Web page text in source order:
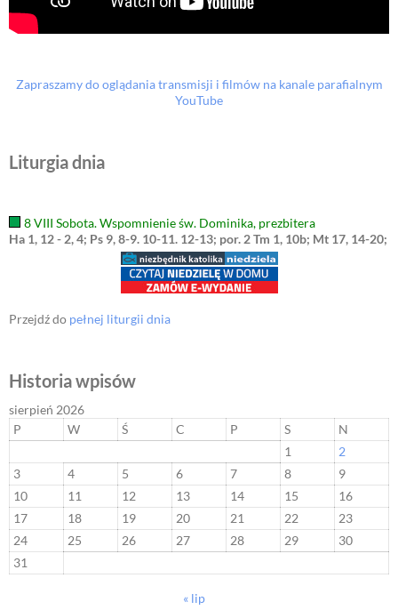
Zapraszamy do oglądania transmisji i filmów na kanale parafialnym
YouTube
Liturgia dnia
8 VIII Sobota. Wspomnienie św. Dominika, prezbitera
Ha 1, 12 - 2, 4; Ps 9, 8-9. 10-11. 12-13; por. 2 Tm 1, 10b; Mt 17, 14-20;
Przejdź do pełnej liturgii dnia
Historia wpisów
sierpień 2026
P
W Ś C P S
N
1
2
3
4 5 6 7 8
9
10
11 12 13 14 15
16
17
18 19 20 21 22
23
24
25 26 27 28 29
30
31
« lip